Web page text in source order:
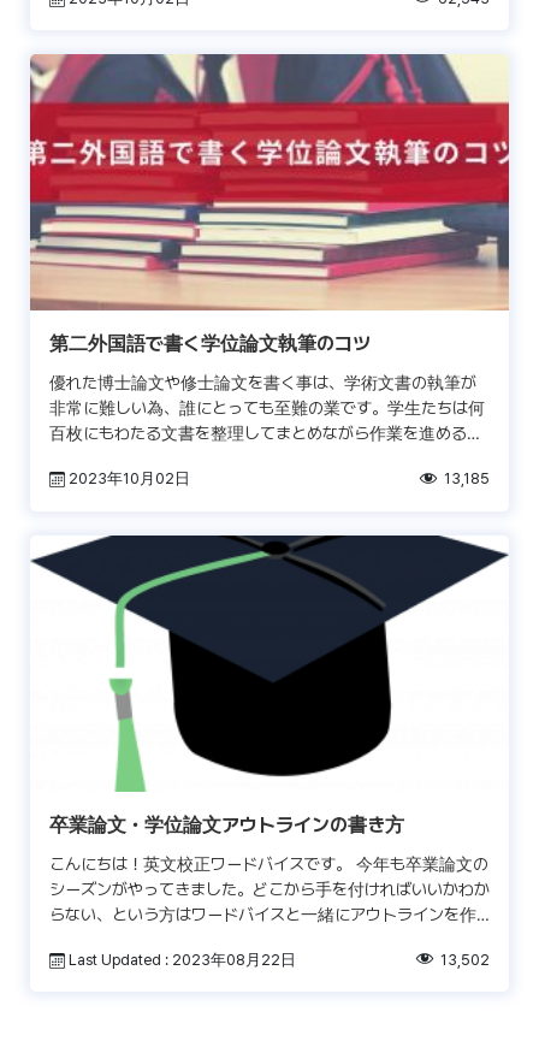
第二外国語で書く学位論文執筆のコツ
優れた博士論文や修士論文を書く事は、学術文書の執筆が
非常に難しい為、誰にとっても至難の業です。学生たちは何
百枚にもわたる文書を整理してまとめながら作業を進めると
号過程 […]
2023年10月02日 13,185
卒業論文・学位論文アウトラインの書き方
こんにちは！英文校正ワードバイスです。 今年も卒業論文の
シーズンがやってきました。どこから手を付ければいいかわか
らない、という方はワードバイスと一緒にアウトラインを作
[…]Last Updated : 2023年08月22日 13,502